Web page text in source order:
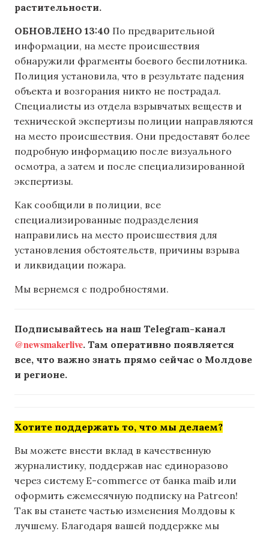
растительности.
ОБНОВЛЕНО 13:40 По предварительной
информации, на месте происшествия
обнаружили фрагменты боевого беспилотника.
Полиция установила, что в результате падения
объекта и возгорания никто не пострадал.
Специалисты из отдела взрывчатых веществ и
технической экспертизы полиции направляются
на место происшествия. Они предоставят более
подробную информацию после визуального
осмотра, а затем и после специализированной
экспертизы.
Как сообщили в полиции, все
специализированные подразделения
направились на место происшествия для
установления обстоятельств, причины взрыва
и ликвидации пожара.
Мы вернемся с подробностями.
Подписывайтесь на наш Telegram-канал
@newsmakerlive. Там оперативно появляется
все, что важно знать прямо сейчас о Молдове
и регионе.
Хотите поддержать то, что мы делаем?
Вы можете внести вклад в качественную
журналистику, поддержав нас единоразово
через систему E-commerce от банка maib или
оформить ежемесячную подписку на Patreon!
Так вы станете частью изменения Молдовы к
лучшему. Благодаря вашей поддержке мы